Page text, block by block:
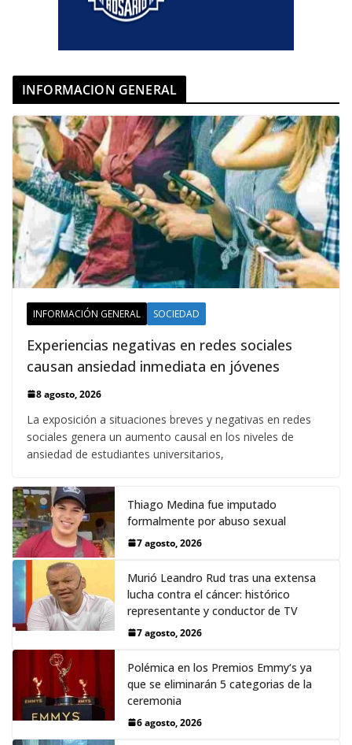
INFORMACION GENERAL
INFORMACIÓN GENERAL SOCIEDAD
Experiencias negativas en redes sociales
causan ansiedad inmediata en jóvenes
8 agosto, 2026
La exposición a situaciones breves y negativas en redes
sociales genera un aumento causal en los niveles de
ansiedad de estudiantes universitarios,
Thiago Medina fue imputado
formalmente por abuso sexual
7 agosto, 2026
Murió Leandro Rud tras una extensa
lucha contra el cáncer: histórico
representante y conductor de TV
7 agosto, 2026
Polémica en los Premios Emmy‘s ya
que se eliminarán 5 categorias de la
ceremonia
6 agosto, 2026